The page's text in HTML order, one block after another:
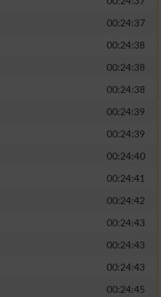
00:24:37
00:24:38
00:24:38
00:24:38
00:24:39
00:24:39
00:24:40
00:24:41
00:24:42
00:24:43
00:24:43
00:24:43
00:24:45